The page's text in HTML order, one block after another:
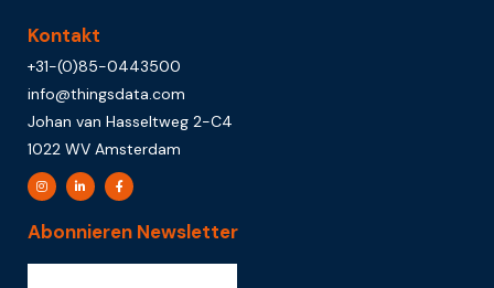
Kontakt
+31-(0)85-0443500
info@thingsdata.com
Johan van Hasseltweg 2-C4
1022 WV Amsterdam
Abonnieren Newsletter